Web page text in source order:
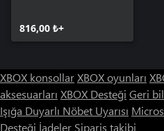
816,00 ₺+
XBOX konsollarXBOX oyunları
aksesuarları XBOX Desteği Geri
Işığa Duyarlı Nöbet Uyarısı
Desteği İadeler Sipariş takibi